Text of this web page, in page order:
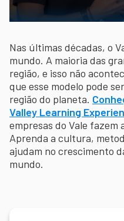
Nas últimas décadas, o
mundo. A maioria das
região, e isso não
que esse modelo pode
região do planeta.
Valley Learning
empresas do Vale fazem
Aprenda a cultura,
ajudam no crescimento
mundo.